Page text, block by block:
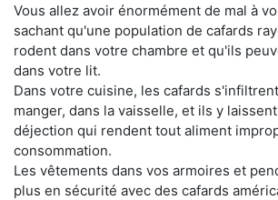
Vous allez avoir énormément de mal à
sachant qu'une population de cafards
rodent dans votre chambre et qu'ils
dans votre lit.
Dans votre cuisine, les cafards
manger, dans la vaisselle, et ils y
déjection qui rendent tout aliment
consommation.
Les vêtements dans vos armoires et
plus en sécurité avec des cafards